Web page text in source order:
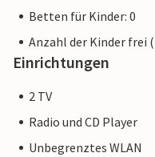
Betten für Kinder: 0
Anzahl der Kinder frei
Einrichtungen
2 TV
Radio und CD Player
Unbegrenztes WLAN